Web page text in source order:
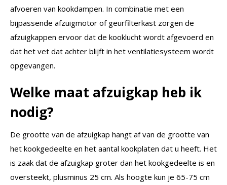
afvoeren van kookdampen. In combinatie met een
bijpassende afzuigmotor of geurfilterkast zorgen de
afzuigkappen ervoor dat de kooklucht wordt afgevoerd en
dat het vet dat achter blijft in het ventilatiesysteem wordt
opgevangen.
Welke maat afzuigkap heb ik
nodig?
De grootte van de afzuigkap hangt af van de grootte van
het kookgedeelte en het aantal kookplaten dat u heeft. Het
is zaak dat de afzuigkap groter dan het kookgedeelte is en
oversteekt, plusminus 25 cm. Als hoogte kun je 65-75 cm